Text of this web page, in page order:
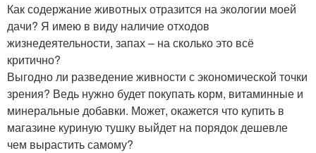
Как содержание животных отразится на экологии моей
дачи? Я имею в виду наличие отходов
жизнедеятельности, запах – на сколько это всё
критично?
Выгодно ли разведение живности с экономической точки
зрения? Ведь нужно будет покупать корм, витаминные и
минеральные добавки. Может, окажется что купить в
магазине куриную тушку выйдет на порядок дешевле
чем вырастить самому?